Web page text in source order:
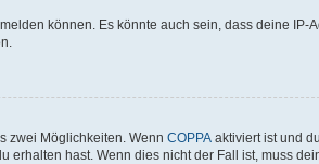
können. Es könnte auch sein, dass deine IP-
zwei Möglichkeiten. Wenn COPPA aktiviert ist und
hast. Wenn dies nicht der Fall ist, muss